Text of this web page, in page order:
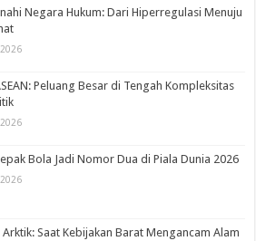
Negara Hukum: Dari Hiperregulasi Menuju
Peluang Besar di Tengah Kompleksitas
Bola Jadi Nomor Dua di Piala Dunia 2026
Arktik: Saat Kebijakan Barat Mengancam Alam